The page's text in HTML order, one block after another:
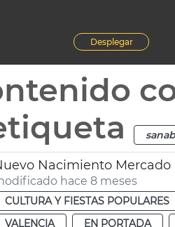
Desplegar
Nacimiento Mercado
hace 8 meses
CULTURA Y FIESTAS POPULARES
VALENCIA
EN PORTADA